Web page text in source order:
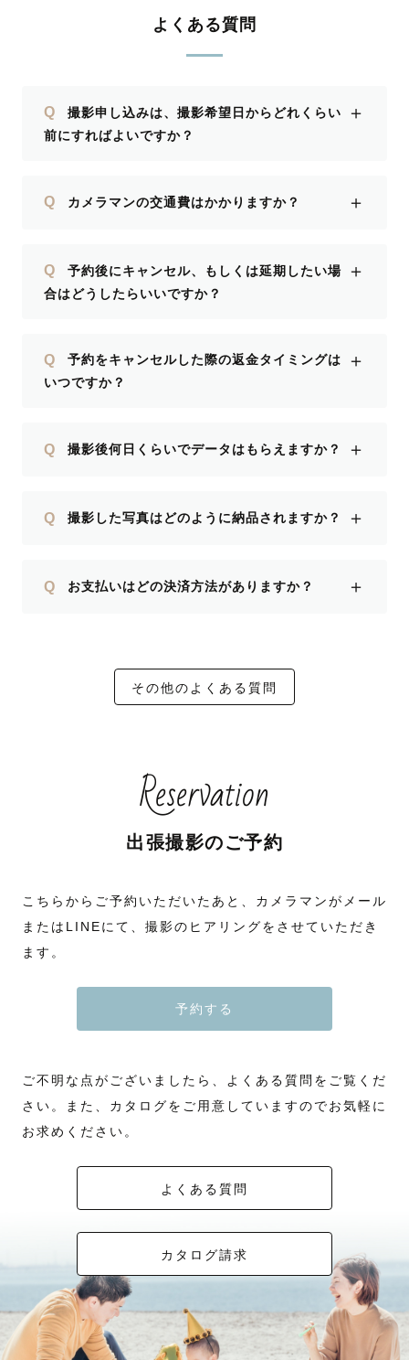
よくある質問
Q
撮影申し込みは、撮影希望日からどれくらい
前にすればよいですか？
＋
Q カメラマンの交通費はかかりますか？ ＋
Q
予約後にキャンセル、もしくは延期したい場
合はどうしたらいいですか？
＋
Q
予約をキャンセルした際の返金タイミングは
いつですか？
＋
Q 撮影後何日くらいでデータはもらえますか？ ＋
Q 撮影した写真はどのように納品されますか？ ＋
Q お支払いはどの決済方法がありますか？ ＋
その他のよくある質問
Reservation
出張撮影のご予約
こちらからご予約いただいたあと、カメラマンがメール
またはLINEにて、撮影のヒアリングをさせていただき
ます。
予約する
ご不明な点がございましたら、よくある質問をご覧くだ
さい。また、カタログをご用意していますのでお気軽に
お求めください。
よくある質問
カタログ請求